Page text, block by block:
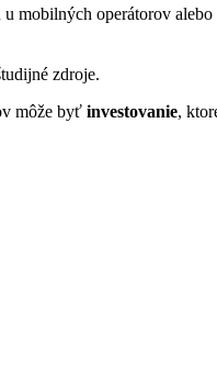
mobilných operátorov alebo
zdroje.
môže byť investovanie,